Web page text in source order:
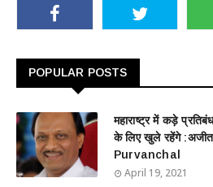
POPULAR POSTS
महाराष्ट्र में कड़े
के लिए खुले रहेंगे
Purvanchal
April 19, 2021